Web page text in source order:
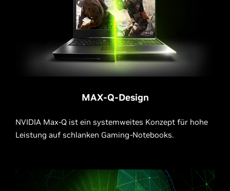
MAX-Q-Design
NVIDIA Max-Q ist ein systemweites Konzept für hohe
Leistung auf schlanken Gaming-Notebooks.